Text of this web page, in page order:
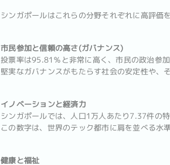
シンガポールはこれらの分野それぞれに高評価
市民参加と信頼の高さ(ガバナンス)
投票率は95.81％と非常に高く、市民の政治参
堅実なガバナンスがもたらす社会の安定性や、
イノベーションと経済力
シンガポールでは、人口1万人あたり7.37件の特
この数字は、世界のテック都市に肩を並べる水
健康と福祉